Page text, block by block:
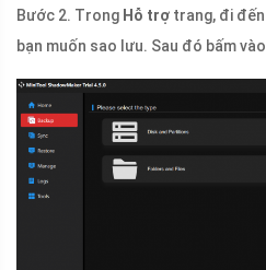
Bước 2. Trong Hỗ trợ trang, đi đến
bạn muốn sao lưu. Sau đó bấm vào